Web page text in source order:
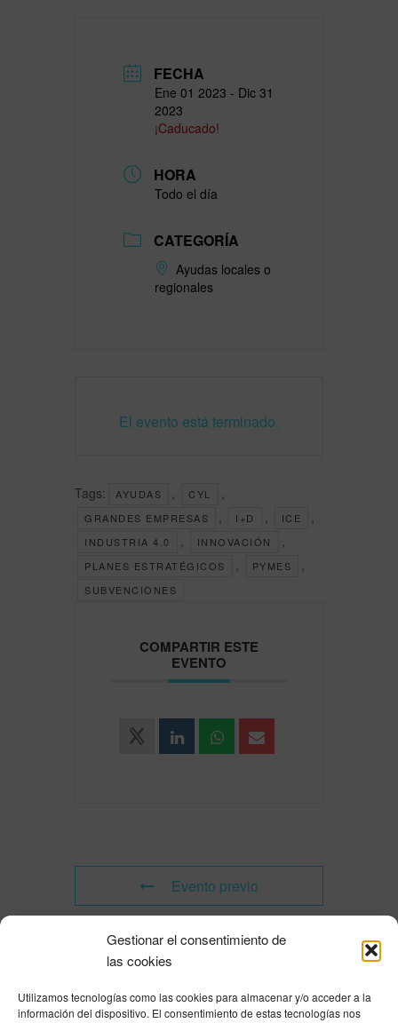
Gestionar el consentimiento de
las cookies
Utilizamos tecnologías como las cookies para almacenar y/o acceder a la
información del dispositivo. El consentimiento de estas tecnologías nos
FECHA
Ene 01 2023 - Dic 31
2023
¡Caducado!
HORA
Todo el día
CATEGORÍA
Ayudas locales o
regionales
El evento está terminado.
Tags: AYUDAS CYL
GRANDES EMPRESAS I+D ICE
INDUSTRIA 4.0 INNOVACIÓN
PLANES ESTRATÉGICOS PYMES
SUBVENCIONES
COMPARTIR ESTE
EVENTO
Evento previo
Evento siguiente
Powered byModern Events Calendar